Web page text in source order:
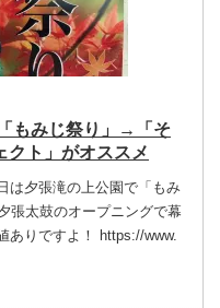
もみじ祭り」→「そ
クト」がオススメ
は夕張滝の上公園で「もみ
張太鼓のオープニングで幕
ありですよ！ https://www.